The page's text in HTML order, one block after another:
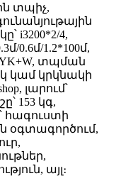
տպիչ,
i3200*2/4,
0.6մ/1.2*100մ,
տպման
կամ կրկնակի
լարում՝
153 կգ,
հագուստի
օգտագործում,
այլ։